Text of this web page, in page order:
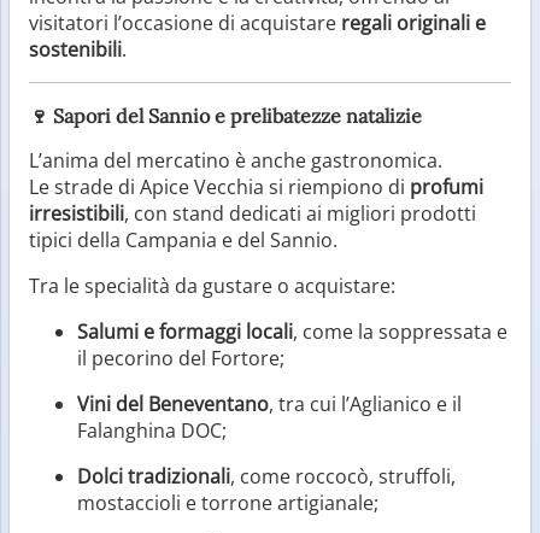
visitatori l’occasione di acquistare regali originali e
sostenibili.
🍷 Sapori del Sannio e prelibatezze natalizie
L’anima del mercatino è anche gastronomica.
Le strade di Apice Vecchia si riempiono di profumi
irresistibili, con stand dedicati ai migliori prodotti
tipici della Campania e del Sannio.
Tra le specialità da gustare o acquistare:
Salumi e formaggi locali, come la soppressata e
il pecorino del Fortore;
Vini del Beneventano, tra cui l’Aglianico e il
Falanghina DOC;
Dolci tradizionali, come roccocò, struffoli,
mostaccioli e torrone artigianale;